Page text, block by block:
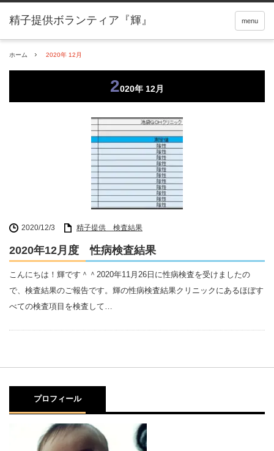
menu
精子提供ボランティア『輝』
ホーム 2020年 12月
2020年 12月
2020/12/3 精子提供 検査結果
2020年12月度 性病検査結果
こんにちは！輝です＾＾2020年11月26日に性病検査を受けましたの
で、検査結果のご報告です。輝の性病検査結果クリニックにあるほぼす
べての検査項目を検査して…
プロフィール